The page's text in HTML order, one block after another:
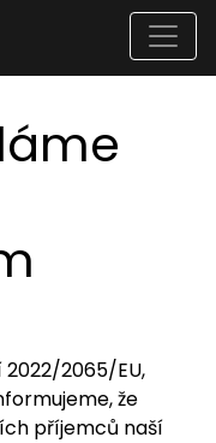
2022/2065/EU,
že
příjemců naší